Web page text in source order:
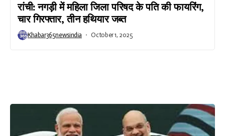
रांची: नगड़ी में महिला जिला परिषद के पति की फायरिंग,
चार गिरफ्तार, तीन हथियार जब्त
Khabar365newsindia October 1, 2025